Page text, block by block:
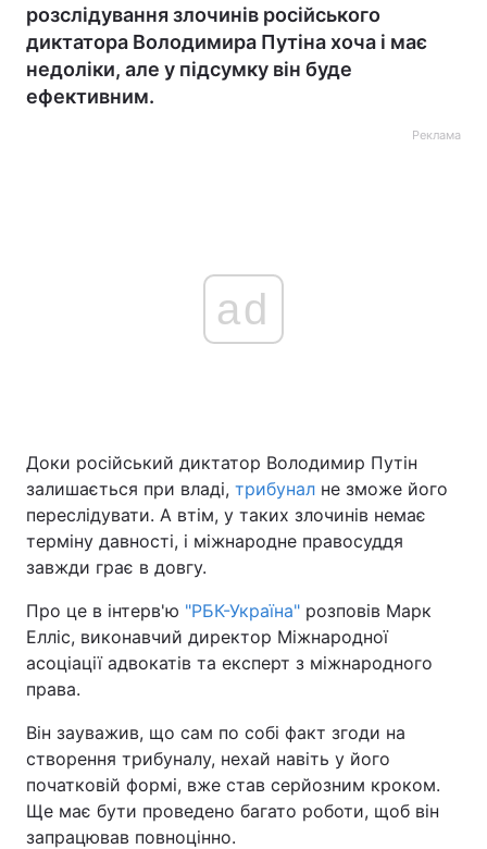
розслідування злочинів російського
диктатора Володимира Путіна хоча і має
недоліки, але у підсумку він буде
ефективним.
Реклама
ad
Доки російський диктатор Володимир Путін
залишається при владі, трибунал не зможе його
переслідувати. А втім, у таких злочинів немає
терміну давності, і міжнародне правосуддя
завжди грає в довгу.
Про це в інтерв'ю "РБК-Україна" розповів Марк
Елліс, виконавчий директор Міжнародної
асоціації адвокатів та експерт з міжнародного
права.
Він зауважив, що сам по собі факт згоди на
створення трибуналу, нехай навіть у його
початковій формі, вже став серйозним кроком.
Ще має бути проведено багато роботи, щоб він
запрацював повноцінно.